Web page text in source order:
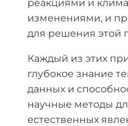
реакциями и
изменениями, и
для решения этой
Каждый из этих
глубокое знание
данных и
научные методы
естественных